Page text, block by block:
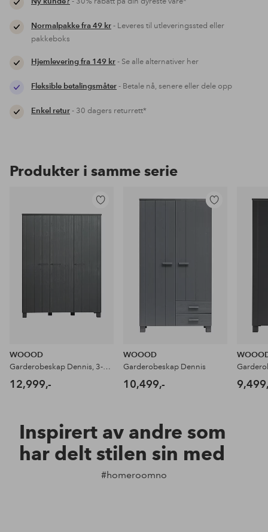
Normalpakke fra 49 kr- Leveres til utleveringssted eller
pakkeboks
Hjemlevering fra 149 kr- Se alle alternativer her
Fleksible betalingsmåter- Betale nå, senere eller dele opp
Enkel retur- 30 dagers returrett*
Produkter i samme serie
Legg
WOOOD
Garderobeskap Dennis, 3-dørers
12,999,-
WOOOD
Garderobeskap Dennis
10,499,-
Inspirert av andre som
har delt stilen sin med
#homeroomno